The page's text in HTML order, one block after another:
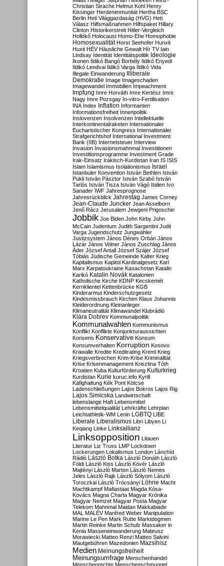
Christian Strache Helmut Kohl Henry
Kissinger Herdenimmunität Hertha BSC
Berlin Heti Világgazdaság (HVG) Heti
Válasz Hilfsmaßnahmen Hilfspaket Hillary
Clinton Historikerstreit Hitler-Vergleich
Hollókő Holocaust Homo-Ehe Homophobie
Homosexualität Horst Seehofer Hunxit
Huxit HÉV Häusliche Gewalt Hír TV Iain
Lindsay Identität Identitätspolitik Ideologie
Ikonen Ildikó Bangó Borbély Ildikó Enyedi
Ildikó Lendvai Ildikó Varga Ildikó Vida
Illegale Einwanderung Illiberale
Demokratie Image Imageschaden
Imagewandel Immobilien Impeachment
Impfung Imre Horváth Imre Kertész Imre
Nagy Imre Pozsgay In-vitro-Fertilisation
INA Index Inflation Informanten
Informationsfreiheit Innenpolitik
Inslovenzen Insolvenzen Intellektuelle
Interkontinentalraketen Internationaler
Eucharistischer Kongress Internationaler
Strafgerichtshof International Investment
Bank (IIB) Internetsteuer Interview
Invasion Invasionsmahnmal Investitionen
Investitionsprogramme Investment Grade
Irak-Einsatz Irakisch-Kurdistan Iran IS ISIS
Islam Islamismus Isolationismus Israel
Istanbuler Konvention István Bethlen István
Pukli István Pásztor István Szabó István
Tarlós István Tisza István Vágó Italien Ivo
Sanader IWF Jahresprognose
Jahresrückblick Jahrestag James Corney
Jean-Claude Juncker Jean Asselborn
Jenő Rácz Jerusalem Jewgeni Prigoschin
Jobbik Joe Biden John Kirby John
McCain Judentum Judith Sargentini Judit
Varga Jugendschutz Jungwähler
Justizsystem János Dénes Orbán János
Lázár János Volner János Zuschlag János
Áder József Antall József Szájer József
Tóbiás Jüdische Gemeinde Kalter Krieg
Kapitalismus Kapitol Kardinalgesetz Karl
Marx Karpatoukraine Kasachstan Katalin
Karikó Katalin Novák Katalonien
Katholische Kirche KDNP Kecskemét
Kernklientel Kettenbrücke KGB
Kinderarmut Kinderschutzgesetz
Kindesmissbrauch Kirchen Klaus Johannis
Kleiderordnung Kleinanleger
Klimaneutralität Klimawandel Klubrádió
Klára Dobrev Kommunalpolitik
Kommunalwahlen Kommunismus
Konflikt Konflikte Konjunkturaussichten
Konsens Konservative Konsum
Konsumverhalten Korruption Kosovo
Krawalle Kredite Kreditrating Kreml Krieg
Kriegsverbrechen Krim-Krise Kriminalität
Krise Krisenmanagement Krisztina Tóth
Kroatien Kuba Kulturförderung Kulturkrieg
Kurdistan Kurie kuruc.info Kyrill
Käfighaltung Kék Pont Kötcse
Ladenschließungen Lajos Bokros Lajos Rig
Lajos Simicska Landwirtschaft
lebenslange Haft Lebensmittel
Lebensmittelqualität Lehrkräfte Lehrplan
Leichtathletik-WM Lenin LGBTQ LIBE
Liberale Liberalismus Libri Libyen Li
Keqiang Linke Linksallianz
Linksopposition Litauen
Literatur Liz Truss LMP Lockdown
Lockerungen Lokalismus London Lánchíd
Rádió
László Botka László Donáth László
Földi László Kiss László Kövér László
Majtényi László Marton László Nemes
Jeles László Rajk László Sólyom László
Toroczkai László Trócsányi Löhne Macht
Machtkampf Mafiastaat Magda Kósa-
Kovács Magna Charta Magyar Krónika
Magyar Nemzet Magyar Posta Magyar
Telekom Mahnmal Maidan Makkabiade
MAL MALÉV Manfred Weber Manipulation
Marine Le Pen Mark Rutte Marktdogmen
Martin Reinke Martin Schulz Massaker in
Kenia Masseneinwanderung Mateusz
Morawiecki Matteo Renzi Matteo Salvini
Mautgebühren Mazedonien Mazsihisz
Medien Meinungsfreiheit
Meinungsumfrage Menschenhandel
Menschenrechte Menschenschmuggel